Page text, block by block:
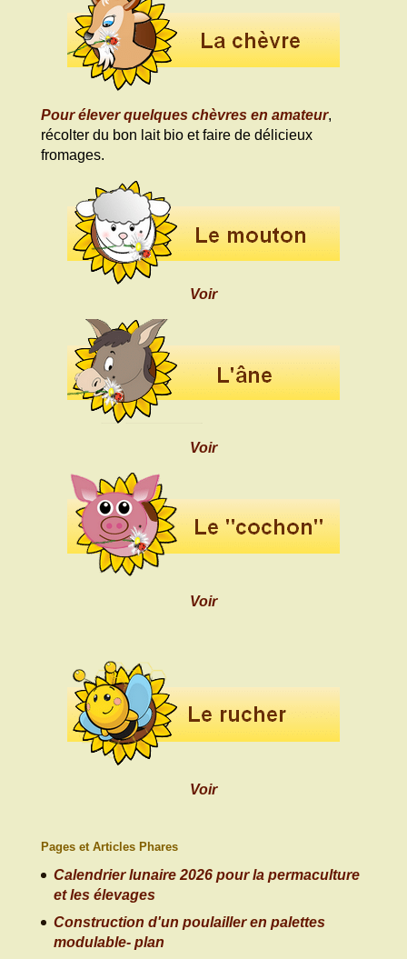
Pour élever quelques chèvres en amateur,
récolter du bon lait bio et faire de délicieux
fromages.
Voir
Voir
Voir
Voir
Pages et Articles Phares
Calendrier lunaire 2026 pour la permaculture
et les élevages
Construction d'un poulailler en palettes
modulable- plan